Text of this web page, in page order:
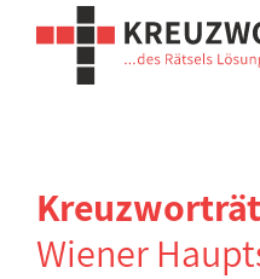
Wiener